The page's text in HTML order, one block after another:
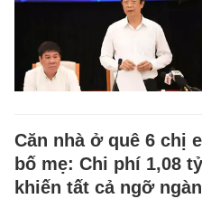
Căn nhà ở quê 6 chị
bố mẹ: Chi phí 1,08
khiến tất cả ngỡ